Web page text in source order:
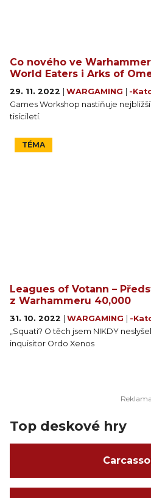
Co nového ve
World Eaters i Arks of
29. 11. 2022 WARGAMING -
Games Workshop nastiňuje
tisíciletí.
TÉMA
Leagues of Votann –
z Warhammeru 40,000
31. 10. 2022 WARGAMING -
„Squati? O těch jsem NIKDY
inquisitor Ordo Xenos
Top deskové hry